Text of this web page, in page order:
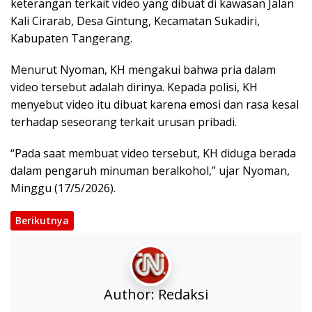
keterangan terkait video yang dibuat di kawasan Jalan
Kali Cirarab, Desa Gintung, Kecamatan Sukadiri,
Kabupaten Tangerang.
Menurut Nyoman, KH mengakui bahwa pria dalam
video tersebut adalah dirinya. Kepada polisi, KH
menyebut video itu dibuat karena emosi dan rasa kesal
terhadap seseorang terkait urusan pribadi.
“Pada saat membuat video tersebut, KH diduga berada
dalam pengaruh minuman beralkohol,” ujar Nyoman,
Minggu (17/5/2026).
Berikutnya
Author:Redaksi